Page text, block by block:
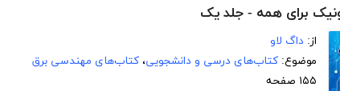
برای همه - جلد یک
از: داگ لاو
موضوع: کتاب‌های درسی و دانشجویی، کتاب‌های مهندسی برق
۱۵۵ صفحه